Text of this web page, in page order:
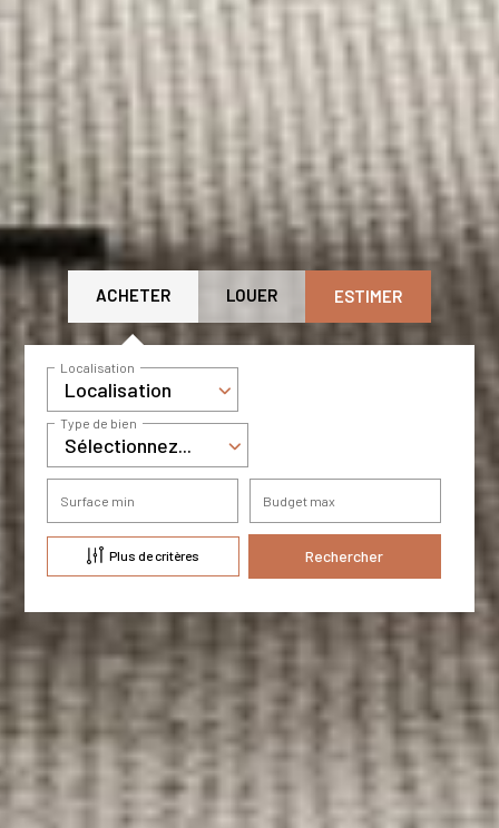
ACHETER LOUER ESTIMER
Localisation
Localisation
Sélectionnez...
Type de bien
Surface min Budget max
Plus de critères